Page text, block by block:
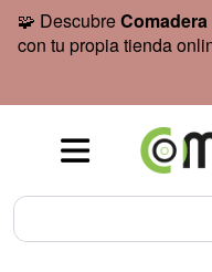
🧩 Descubre
con tu propia tienda